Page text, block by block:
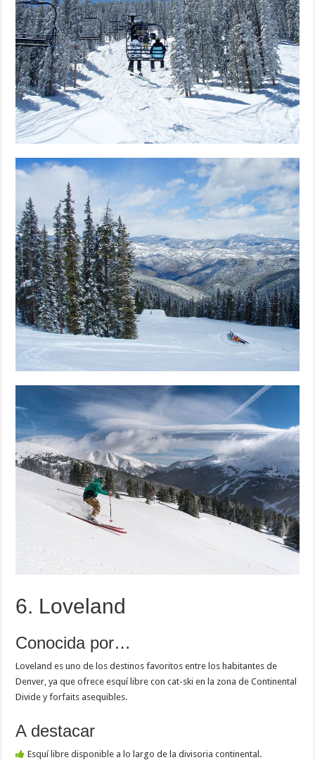
6. Loveland
Conocida por…
Loveland es uno de los destinos favoritos entre los habitantes de
Denver, ya que ofrece esquí libre con cat-ski en la zona de Continental
Divide y forfaits asequibles.
A destacar
Esquí libre disponible a lo largo de la divisoria continental.